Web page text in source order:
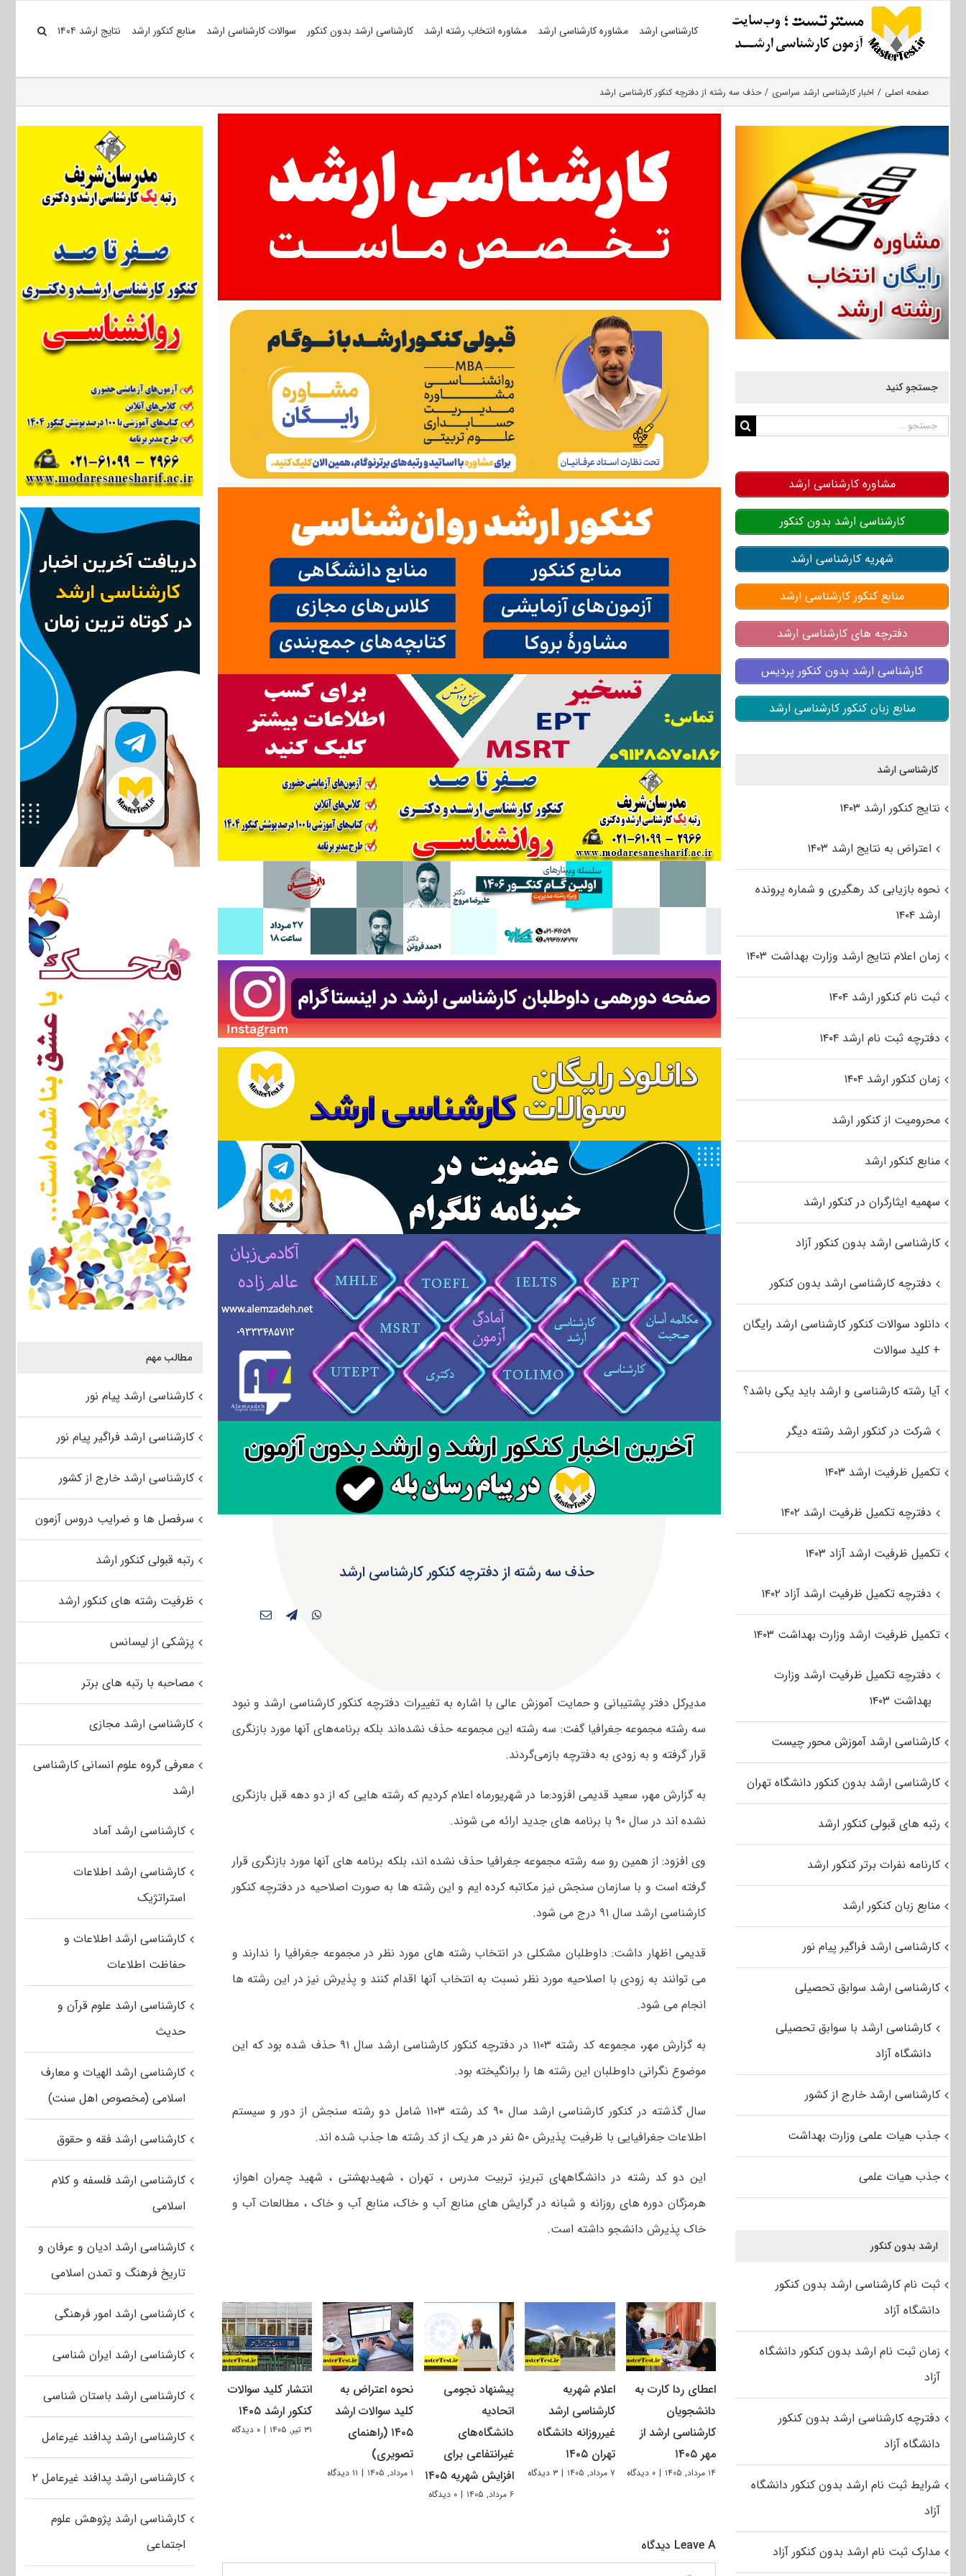
کارشناسی ارشد مشاوره کارشناسی ارشد مشاوره انتخاب رشته ارشد کارشناسی ارشد بدون کنکور سوالات کارشناسی ارشد منابع کنکور ارشد نتایج ارشد ۱۴۰۴
صفحه اصلی اخبار کارشناسی ارشد سراسری حذف سه رشته از دفترچه کنکور کارشناسی ارشد
حذف سه رشته از دفترچه کنکور کارشناسی ارشد
مدیرکل دفتر پشتیبانی و حمایت آموزش عالی با اشاره به تغییرات دفترچه کنکور کارشناسی ارشد و نبود
سه رشته مجموعه جغرافیا گفت: سه رشته این مجموعه حذف نشده‌اند بلکه برنامه‌های آنها مورد بازنگری
قرار گرفته و به زودی به دفترچه بازمی‌گردند.
به گزارش مهر، سعید قدیمی افزود:ما در شهریورماه اعلام کردیم که رشته هایی که از دو دهه قبل بازنگری
نشده اند در سال ۹۰ با برنامه های جدید ارائه می شوند.
وی افزود: از همین رو سه رشته مجموعه جغرافیا حذف نشده اند، بلکه برنامه های آنها مورد بازنگری قرار
گرفته است و با سازمان سنجش نیز مکاتبه کرده ایم و این رشته ها به صورت اصلاحیه در دفترچه کنکور
کارشناسی ارشد سال ۹۱ درج می شود.
قدیمی اظهار داشت: داوطلبان مشکلی در انتخاب رشته های مورد نظر در مجموعه جغرافیا را ندارند و
می توانند به زودی با اصلاحیه مورد نظر نسبت به انتخاب آنها اقدام کنند و پذیرش نیز در این رشته ها
انجام می شود.
به گزارش مهر، مجموعه کد رشته ۱۱۰۳ در دفترچه کنکور کارشناسی ارشد سال ۹۱ حذف شده بود که این
موضوع نگرانی داوطلبان این رشته ها را برانگیخته بود.
سال گذشته در کنکور کارشناسی ارشد سال ۹۰ کد رشته ۱۱۰۳ شامل دو رشته سنجش از دور و سیستم
اطلاعات جغرافیایی با ظرفیت پذیرش ۵۰ نفر در هر یک از کد رشته ها جذب شده اند.
این دو کد رشته در دانشگاههای تبریز، تربیت مدرس ، تهران ، شهیدبهشتی ، شهید چمران اهواز،
هرمزگان دوره های روزانه و شبانه در گرایش های منابع آب و خاک، منابع آب و خاک ، مطالعات آب و
خاک پذیرش دانشجو داشته است.
اعطای ردا کارت به
دانشجویان
کارشناسی ارشد از
مهر ۱۴۰۵
۱۴ مرداد, ۱۴۰۵ | ۰ دیدگاه
اعلام شهریه
کارشناسی ارشد
غیرروزانه دانشگاه
تهران ۱۴۰۵
۷ مرداد, ۱۴۰۵ | ۳ دیدگاه
پیشنهاد نجومی
اتحادیه
دانشگاه‌های
غیرانتفاعی برای
افزایش شهریه ۱۴۰۵
۶ مرداد, ۱۴۰۵ | ۰ دیدگاه
نحوه اعتراض به
کلید سوالات ارشد
۱۴۰۵ (راهنمای
تصویری)
۱ مرداد, ۱۴۰۵ | ۱۱ دیدگاه
انتشار کلید سوالات
کنکور ارشد ۱۴۰۵
۳۱ تیر, ۱۴۰۵ | ۰ دیدگاه
Leave A دیدگاه
مطالب مهم
کارشناسی ارشد پیام نور
کارشناسی ارشد فراگیر پیام نور
کارشناسی ارشد خارج از کشور
سرفصل ها و ضرایب دروس آزمون
رتبه قبولی کنکور ارشد
ظرفیت رشته های کنکور ارشد
پزشکی از لیسانس
مصاحبه با رتبه های برتر
کارشناسی ارشد مجازی
معرفی گروه علوم انسانی کارشناسی
ارشد
کارشناسی ارشد آماد
کارشناسی ارشد اطلاعات
استراتژیک
کارشناسی ارشد اطلاعات و
حفاظت اطلاعات
کارشناسی ارشد علوم قرآن و
حدیث
کارشناسی ارشد الهیات و معارف
اسلامی (مخصوص اهل سنت)
کارشناسی ارشد فقه و حقوق
کارشناسی ارشد فلسفه و کلام
اسلامی
کارشناسی ارشد ادیان و عرفان و
تاریخ فرهنگ و تمدن اسلامی
کارشناسی ارشد امور فرهنگی
کارشناسی ارشد ایران شناسی
کارشناسی ارشد باستان شناسی
کارشناسی ارشد پدافند غیرعامل
کارشناسی ارشد پدافند غیرعامل ۲
کارشناسی ارشد پژوهش علوم
اجتماعی
جستجو کنید
جستجو
مشاوره کارشناسی ارشد
کارشناسی ارشد بدون کنکور
شهریه کارشناسی ارشد
منابع کنکور کارشناسی ارشد
دفترچه های کارشناسی ارشد
کارشناسی ارشد بدون کنکور پردیس
منابع زبان کنکور کارشناسی ارشد
کارشناسی ارشد
نتایج کنکور ارشد ۱۴۰۳
اعتراض به نتایج ارشد ۱۴۰۳
نحوه بازیابی کد رهگیری و شماره پرونده
ارشد ۱۴۰۴
زمان اعلام نتایج ارشد وزارت بهداشت ۱۴۰۳
ثبت نام کنکور ارشد ۱۴۰۴
دفترچه ثبت نام ارشد ۱۴۰۴
زمان کنکور ارشد ۱۴۰۴
محرومیت از کنکور ارشد
منابع کنکور ارشد
سهمیه ایثارگران در کنکور ارشد
کارشناسی ارشد بدون کنکور آزاد
دفترچه کارشناسی ارشد بدون کنکور
دانلود سوالات کنکور کارشناسی ارشد رایگان
+ کلید سوالات
آیا رشته کارشناسی و ارشد باید یکی باشد؟
شرکت در کنکور ارشد رشته دیگر
تکمیل ظرفیت ارشد ۱۴۰۳
دفترچه تکمیل ظرفیت ارشد ۱۴۰۲
تکمیل ظرفیت ارشد آزاد ۱۴۰۳
دفترچه تکمیل ظرفیت ارشد آزاد ۱۴۰۲
تکمیل ظرفیت ارشد وزارت بهداشت ۱۴۰۳
دفترچه تکمیل ظرفیت ارشد وزارت
بهداشت ۱۴۰۳
کارشناسی ارشد آموزش محور چیست
کارشناسی ارشد بدون کنکور دانشگاه تهران
رتبه های قبولی کنکور ارشد
کارنامه نفرات برتر کنکور ارشد
منابع زبان کنکور ارشد
کارشناسی ارشد فراگیر پیام نور
کارشناسی ارشد سوابق تحصیلی
کارشناسی ارشد با سوابق تحصیلی
دانشگاه آزاد
کارشناسی ارشد خارج از کشور
جذب هیات علمی وزارت بهداشت
جذب هیات علمی
ارشد بدون کنکور
ثبت نام کارشناسی ارشد بدون کنکور
دانشگاه آزاد
زمان ثبت نام ارشد بدون کنکور دانشگاه
آزاد
دفترچه کارشناسی ارشد بدون کنکور
دانشگاه آزاد
شرایط ثبت نام ارشد بدون کنکور دانشگاه
آزاد
مدارک ثبت نام ارشد بدون کنکور آزاد